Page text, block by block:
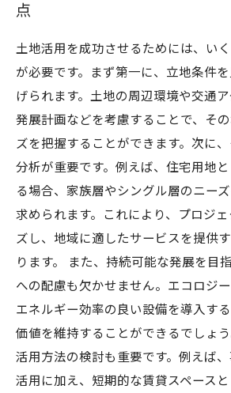
点
土地活用を成功させるためには、い
が必要です。まず第一に、立地条件
げられます。土地の周辺環境や交通
発展計画などを考慮することで、そ
ズを把握することができます。次に
分析が重要です。例えば、住宅用地
る場合、家族層やシングル層のニー
求められます。これにより、プロジ
ズし、地域に適したサービスを提供
ります。 また、持続可能な発展を目
への配慮も欠かせません。エコロジ
エネルギー効率の良い設備を導入す
価値を維持することができるでしょ
活用方法の検討も重要です。例えば
活用に加え、短期的な賃貸スペース